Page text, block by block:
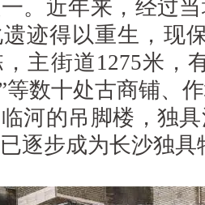
。近年来，经过
迹得以重生，现
，主街道1275米，
等数十处古商铺、
河的吊脚楼，独
逐步成为长沙独